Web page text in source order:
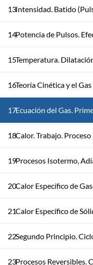
13Intensidad. Batido
14Potencia de Pulsos.
15Temperatura.
16Teoría Cinética y el
17Ecuación del Gas.
18Calor. Trabajo.
19Procesos Isotermo,
20Calor Específico de
21Calor Específico de
22Segundo Principio.
23Procesos Reversibles.